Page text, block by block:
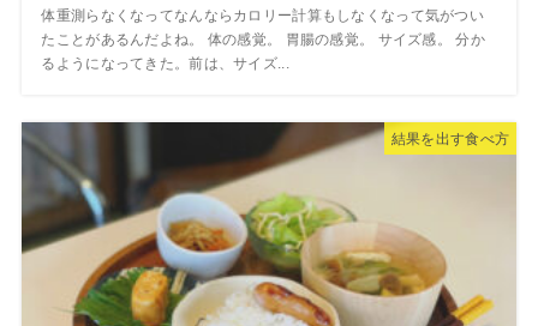
体重測らなくなってなんならカロリー計算もしなくなって気がつい
たことがあるんだよね。 体の感覚。 胃腸の感覚。 サイズ感。 分か
るようになってきた。前は、サイズ...
結果を出す食べ方